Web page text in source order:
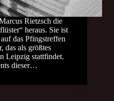
Rietzsch die
heraus. Sie ist
das Pfingstreffen
das als größtes
Leipzig stattfindet.
dieser…